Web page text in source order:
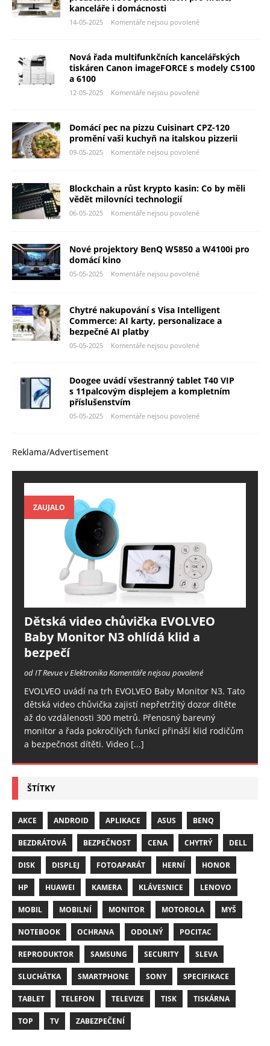
kanceláře i domácnosti
14-05-2025 Komentáře nejsou povolené
Nová řada multifunkčních kancelářských
tiskáren Canon imageFORCE s modely C5100
a 6100
12-05-2025 Komentáře nejsou povolené
Domácí pec na pizzu Cuisinart CPZ-120
promění vaši kuchyň na italskou pizzerii
09-05-2025 Komentáře nejsou povolené
Blockchain a růst krypto kasin: Co by měli
vědět milovníci technologií
06-05-2025 Komentáře nejsou povolené
Nové projektory BenQ W5850 a W4100i pro
domácí kino
05-05-2025 Komentáře nejsou povolené
Chytré nakupování s Visa Intelligent
Commerce: AI karty, personalizace a
bezpečné AI platby
05-05-2025 Komentáře nejsou povolené
Doogee uvádí všestranný tablet T40 VIP
s 11palcovým displejem a kompletním
příslušenstvím
05-05-2025 Komentáře nejsou povolené
Reklama/Advertisement
ZAUJALO
Dětská video chůvička EVOLVEO
Baby Monitor N3 ohlídá klid a
bezpečí
od IT Revue v ElektronikaKomentáře nejsou povolené
EVOLVEO uvádí na trh EVOLVEO Baby Monitor N3. Tato
dětská video chůvička zajistí nepřetržitý dozor dítěte
až do vzdálenosti 300 metrů. Přenosný barevný
monitor a řada pokročilých funkcí přináší klid rodičům
a bezpečnost dítěti. Video [...]
ŠTÍTKY
AKCE ANDROID APLIKACE ASUS BENQ
BEZDRÁTOVÁ BEZPEČNOST CENA CHYTRÝ DELL
DISK DISPLEJ FOTOAPARÁT HERNÍ HONOR
HP HUAWEI KAMERA KLÁVESNICE LENOVO
MOBIL MOBILNÍ MONITOR MOTOROLA MYŠ
NOTEBOOK OCHRANA ODOLNÝ POCITAC
REPRODUKTOR SAMSUNG SECURITY SLEVA
SLUCHÁTKA SMARTPHONE SONY SPECIFIKACE
TABLET TELEFON TELEVIZE TISK TISKÁRNA
TOP TV ZABEZPEČENÍ